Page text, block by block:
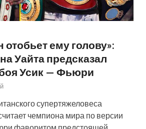
ему голову»:
Уайта предсказал
Усик — Фьюри
супертяжеловеса
чемпиона мира по версии